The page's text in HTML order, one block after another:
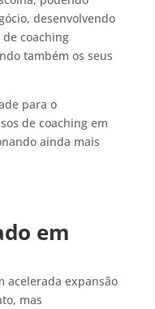
desenvolvendo
coaching
também os seus
para o
de coaching em
ainda mais
em
acelerada expansão
mas